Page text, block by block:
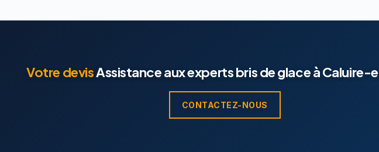
Votre devisAssistance aux experts bris de glace à Caluire-
CONTACTEZ-NOUS